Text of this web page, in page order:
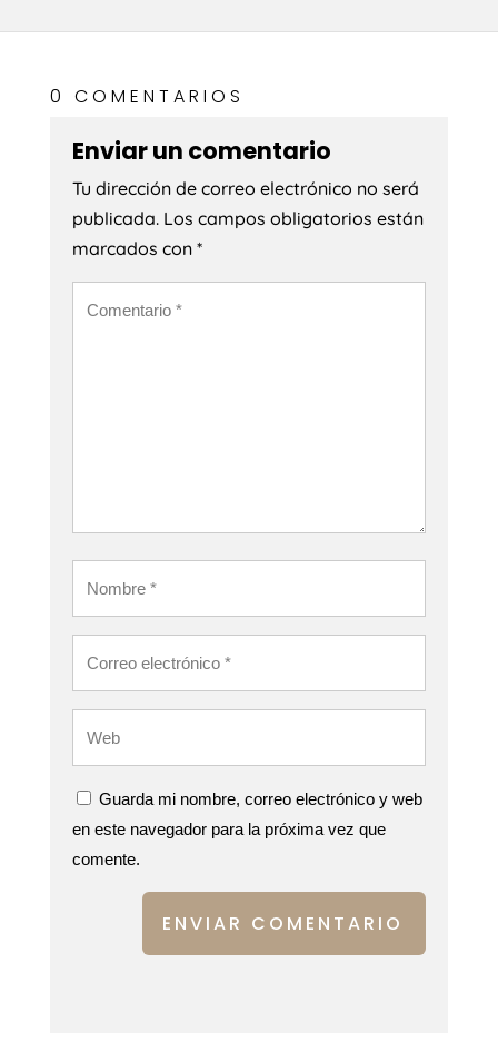
0 COMENTARIOS
Enviar un comentario
Tu dirección de correo electrónico no será
publicada. Los campos obligatorios están
marcados con *
Guarda mi nombre, correo electrónico y web
en este navegador para la próxima vez que
comente.
ENVIAR COMENTARIO